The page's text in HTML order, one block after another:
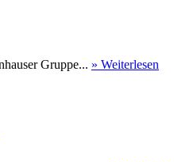
Gruppe... » Weiterlesen